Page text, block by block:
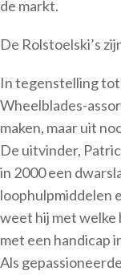
de markt.
De Rolstoelski’s
In tegenstelling
Wheelblades-
maken, maar uit
De uitvinder,
in 2000 een
loophulpmiddelen
weet hij met welke
met een handicap
Als